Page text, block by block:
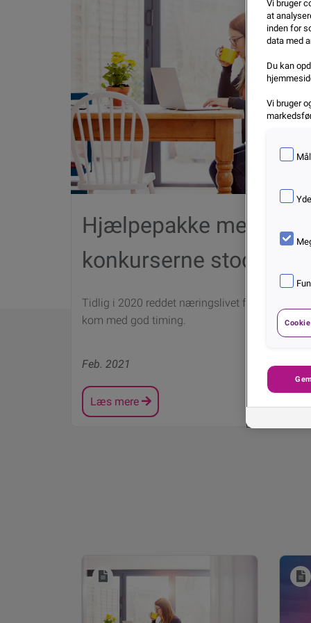
Hjælpepakke med god
konkurserne stod i kø i
Tidlig i 2020 reddet næringslivet fra konkurs
kom med god timing.
Feb. 2021
Læs mere
Vi bruger
at
inden for
data med
Du kan
Vi bruger